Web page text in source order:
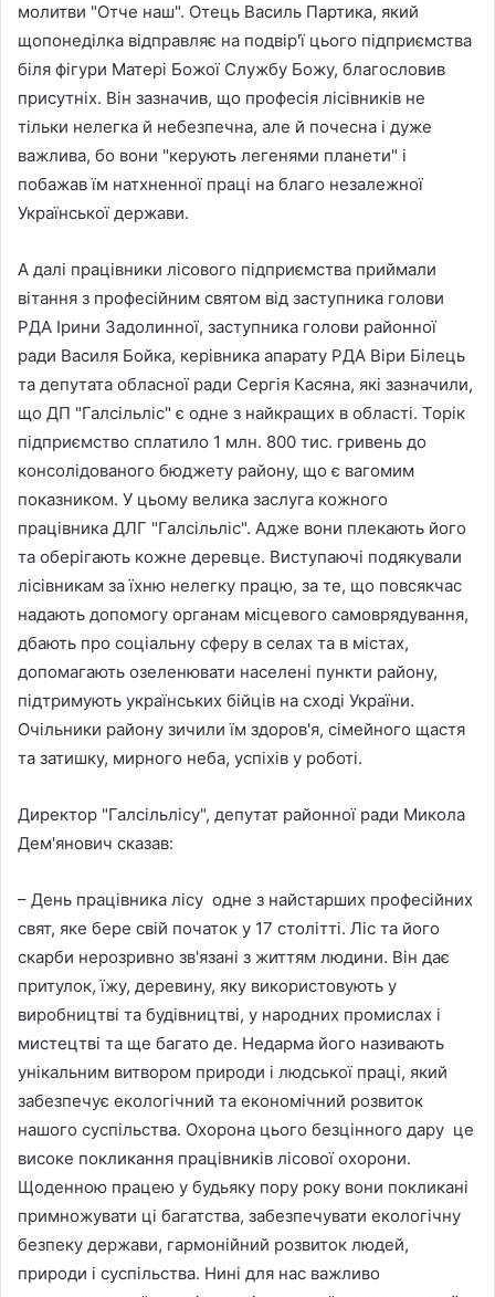
молитви "Отче наш". Отець Василь Партика, який
щопонеділка відправляє на подвір'ї цього підприємства
біля фігури Матері Божої Службу Божу, благословив
присутніх. Він зазначив, що професія лісівників не
тільки нелегка й небезпечна, але й почесна і дуже
важлива, бо вони "керують легенями планети" і
побажав їм натхненної праці на благо незалежної
Української держави.
А далі працівники лісового підприємства приймали
вітання з професійним святом від заступника голови
РДА Ірини Задолинної, заступника голови районної
ради Василя Бойка, керівника апарату РДА Віри Білець
та депутата обласної ради Сергія Касяна, які зазначили,
що ДП "Галсільліс" є одне з найкращих в області. Торік
підприємство сплатило 1 млн. 800 тис. гривень до
консолідованого бюджету району, що є вагомим
показником. У цьому велика заслуга кожного
працівника ДЛГ "Галсільліс". Адже вони плекають його
та оберігають кожне деревце. Виступаючі подякували
лісівникам за їхню нелегку працю, за те, що повсякчас
надають допомогу органам місцевого самоврядування,
дбають про соціальну сферу в селах та в містах,
допомагають озеленювати населені пункти району,
підтримують українських бійців на сході України.
Очільники району зичили їм здоров'я, сімейного щастя
та затишку, мирного неба, успіхів у роботі.
Директор "Галсільлісу", депутат районної ради Микола
Дем'янович сказав:
– День працівника лісу одне з найстарших професійних
свят, яке бере свій початок у 17 столітті. Ліс та його
скарби нерозривно зв'язані з життям людини. Він дає
притулок, їжу, деревину, яку використовують у
виробництві та будівництві, у народних промислах і
мистецтві та ще багато де. Недарма його називають
унікальним витвором природи і людської праці, який
забезпечує екологічний та економічний розвиток
нашого суспільства. Охорона цього безцінного дару це
високе покликання працівників лісової охорони.
Щоденною працею у будьяку пору року вони покликані
примножувати ці багатства, забезпечувати екологічну
безпеку держави, гармонійний розвиток людей,
природи і суспільства. Нині для нас важливо